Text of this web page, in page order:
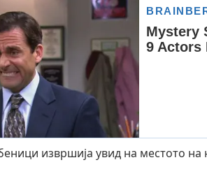
извршија увид на местото на